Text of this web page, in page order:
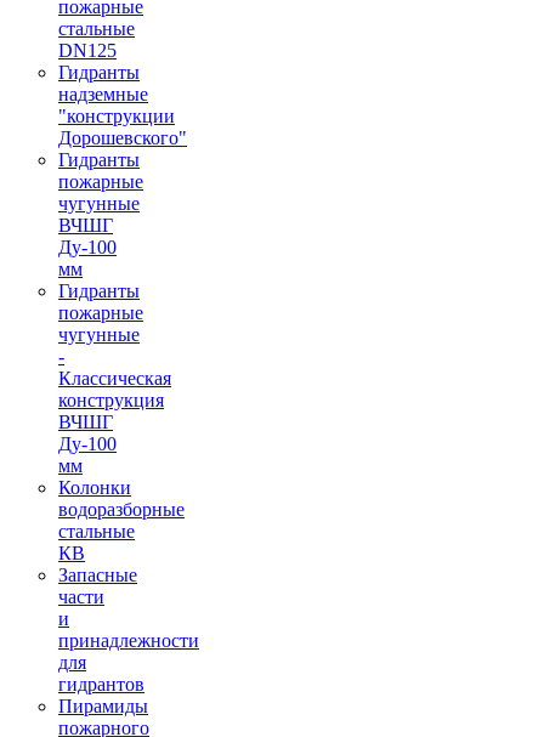
пожарные
стальные
DN125
Гидранты
надземные
"конструкции
Дорошевского"
Гидранты
пожарные
чугунные
ВЧШГ
Ду-100
мм
Гидранты
пожарные
чугунные
-
Классическая
конструкция
ВЧШГ
Ду-100
мм
Колонки
водоразборные
стальные
КВ
Запасные
части
и
принадлежности
для
гидрантов
Пирамиды
пожарного